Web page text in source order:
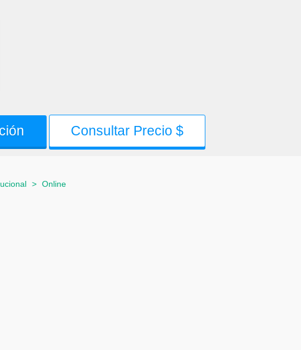
Consultar Precio $
> Online